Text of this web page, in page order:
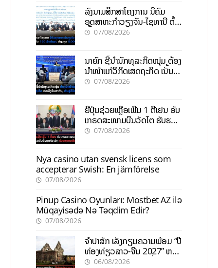
ລົງນາມສຶກສາໂຄງການ ນິຄົມ
ອຸດສາຫະກຳວຽງຈັນ-ໄຊທານີ ຕັ້ງ
ເປົ້າດຶງທຶນ 150 ລ້ານໂດລາ, ສ້າງ
07/08/2026
ນາຍົກ ຊີ້ນຳນັກທຸລະກິດໜຸ່ມ ຕ້ອງ
ນຳໜ້າແກ້ວິກິດເສດຖະກິດ ເນັ້ນດຶງ
ທຶນສາກົນ, ຫັນສູ່ດິຈິຕອນ
07/08/2026
ຍີ່ປຸ່ນຊ່ວຍເຫຼືອເພີ່ມ 1 ຕື້ເຢນ ອັບ
ເກຣດສະໜາມບິນວັດໄຕ ຮັບຮອງ
ການເຕີບໂຕ
07/08/2026
Nya casino utan svensk licens som
accepterar Swish: En jämförelse
07/08/2026
Pinup Casino Oyunları: Mostbet AZ ilə
Müqayisədə Nə Təqdim Edir?
07/08/2026
ຈຳປາສັກ ເລັ່ງກຽມຄວາມພ້ອມ “ປີ
ທ່ອງທ່ຽວລາວ-ຈີນ 2027” ຫວັງ
ກະຕຸ້ນເສດຖະກິດທ້ອງຖິ່ນ
06/08/2026